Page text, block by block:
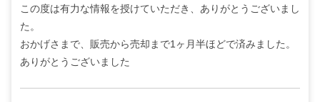
この度は有力な情報を授けていただき、ありがとうございまし
た。
おかげさまで、販売から売却まで1ヶ月半ほどで済みました。
ありがとうございました